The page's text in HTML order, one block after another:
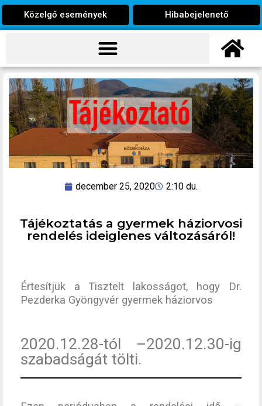
Közelgő események Hibabejelenető
december 25, 2020 2:10 du.
Tájékoztatás a gyermek háziorvosi
rendelés ideiglenes változásáról!
Értesítjük a Tisztelt lakosságot, hogy Dr.
Pezderka Gyöngyvér gyermek háziorvos
2020.12.28-tól –2020.12.30-ig
szabadságát tölti.